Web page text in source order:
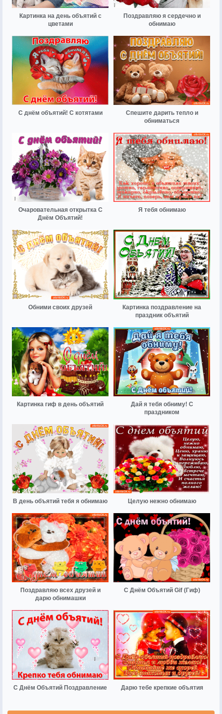
Картинка на день объятий с
цветами
Поздравляю я сердечно и
обнимаю
С днём объятий! С котятами
Спешите дарить тепло и
обниматься
Очаровательная открытка С
Днём Объятий!
Я тебя обнимаю
Обними своих друзей
Картинка поздравление на
праздник объятий
Картинка гиф в день объятий
Дай я тебя обниму! С
праздником
В день объятий тебя я обнимаю Целую нежно обнимаю
Поздравляю всех друзей и
дарю обнимашки
С Днём Объятий Gif (Гиф)
С Днём Объятий Поздравление Дарю тебе крепкие объятия